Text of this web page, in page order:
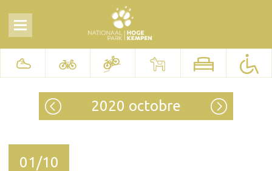
2020 octobre
01/10